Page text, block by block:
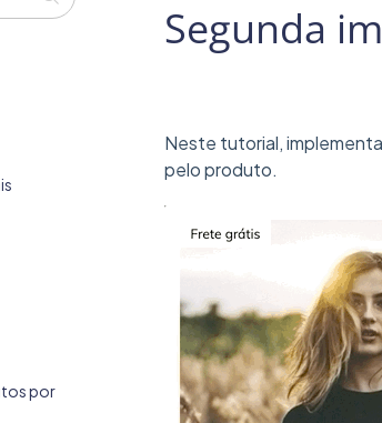
por
Segunda
Neste tutorial,
pelo produto.